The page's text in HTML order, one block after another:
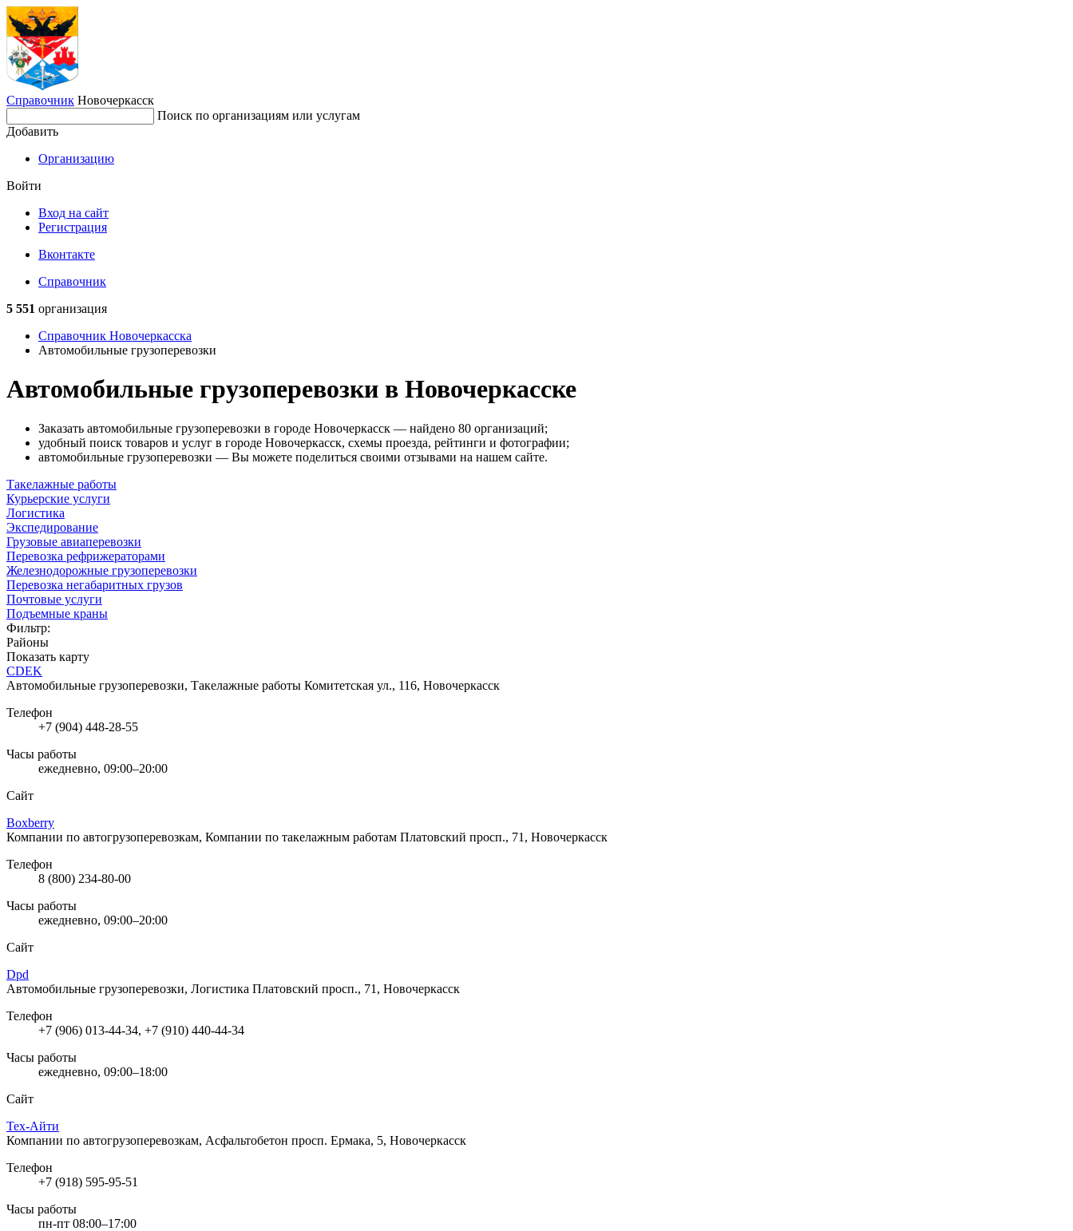
Справочник Новочеркасск
Поиск по организациям или услугам
Добавить
Организацию
Войти
Вход на сайт
Регистрация
Вконтакте
Справочник
5 551 организация
Справочник Новочеркасска
Автомобильные грузоперевозки
Автомобильные грузоперевозки в Новочеркасске
Заказать автомобильные грузоперевозки в городе Новочеркасск — найдено 80 организаций;
удобный поиск товаров и услуг в городе Новочеркасск, схемы проезда, рейтинги и фотографии;
автомобильные грузоперевозки — Вы можете поделиться своими отзывами на нашем сайте.
Такелажные работы
Курьерские услуги
Логистика
Экспедирование
Грузовые авиаперевозки
Перевозка рефрижераторами
Железнодорожные грузоперевозки
Перевозка негабаритных грузов
Почтовые услуги
Подъемные краны
Фильтр:
Районы
Показать карту
CDEK
Автомобильные грузоперевозки, Такелажные работы Комитетская ул., 116, Новочеркасск
Телефон
+7 (904) 448-28-55
Часы работы
ежедневно, 09:00–20:00
Сайт
Boxberry
Компании по автогрузоперевозкам, Компании по такелажным работам Платовский просп., 71, Новочеркасск
Телефон
8 (800) 234-80-00
Часы работы
ежедневно, 09:00–20:00
Сайт
Dpd
Автомобильные грузоперевозки, Логистика Платовский просп., 71, Новочеркасск
Телефон
+7 (906) 013-44-34, +7 (910) 440-44-34
Часы работы
ежедневно, 09:00–18:00
Сайт
Тех-Айти
Компании по автогрузоперевозкам, Асфальтобетон просп. Ермака, 5, Новочеркасск
Телефон
+7 (918) 595-95-51
Часы работы
пн-пт 08:00–17:00